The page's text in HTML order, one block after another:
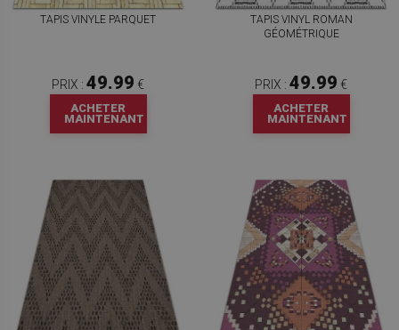
TAPIS VINYLE PARQUET
PRIX : 49.99 €
ACHETER
MAINTENANT
TAPIS VINYL ROMAN
GÉOMÉTRIQUE
PRIX : 49.99 €
ACHETER
MAINTENANT